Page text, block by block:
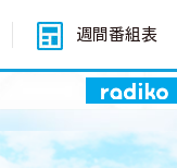
週間番組表